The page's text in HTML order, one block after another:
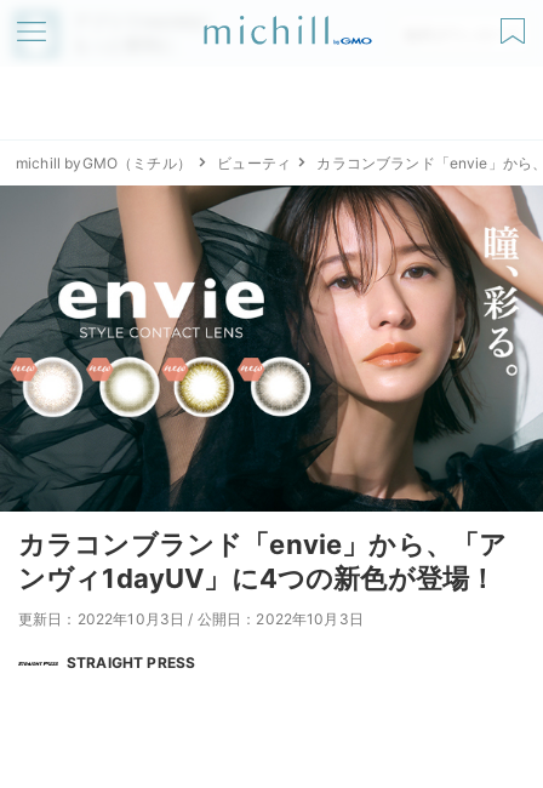
アプリでmichillが
無料ダウンロード
michill byGMO（ミチル） ビューティ カラコンブランド「envie」から
カラコンブランド「envie」から、「ア
ンヴィ1dayUV」に4つの新色が登場！
更新日：2022年10月3日 / 公開日：2022年10月3日
STRAIGHT PRESS